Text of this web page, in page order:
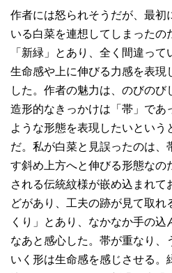
作者には怒られそうだが、最初
いる白菜を連想してしまったの
「新緑」とあり、全く間違っ
生命感や上に伸びる力感を表現
した。作者の魅力は、のびの
造形的なきっかけは「帯」であ
ような形態を表現したいという
だ。私が白菜と見誤ったのは、
す斜め上方へと伸びる形態なの
される伝統紋様が嵌め込まれ
どがあり、工夫の跡が見て取
くり」とあり、なかなか手の
なあと感心した。帯が重なり、
いく形は生命感を感じさせる。